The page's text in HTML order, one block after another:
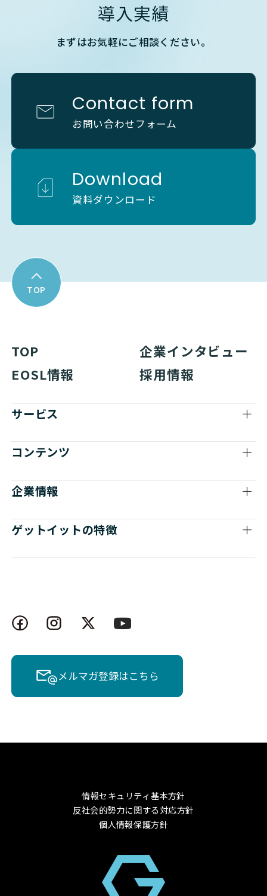
導入実績
まずはお気軽にご相談ください。
Contact form
お問い合わせフォーム
Download
資料ダウンロード
TOP
TOP
企業インタビュー
EOSL情報
採用情報
サービス
コンテンツ
企業情報
ゲットイットの特徴
メルマガ登録はこちら
情報セキュリティ基本方針
反社会的勢力に関する対応方針
個人情報保護方針